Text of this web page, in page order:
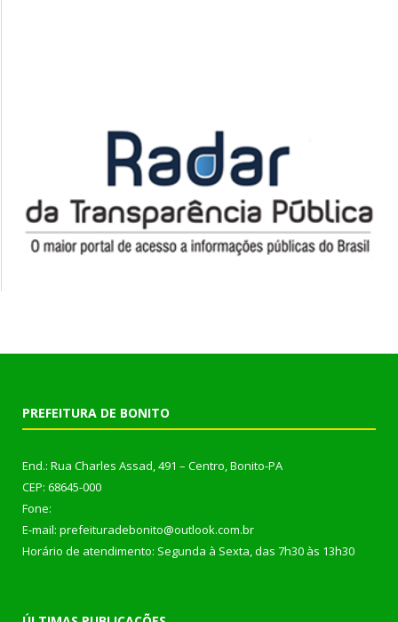
PREFEITURA DE BONITO
End.: Rua Charles Assad, 491 – Centro, Bonito-PA
CEP: 68645-000
Fone:
E-mail: prefeituradebonito@outlook.com.br
Horário de atendimento: Segunda à Sexta, das 7h30 às 13h30